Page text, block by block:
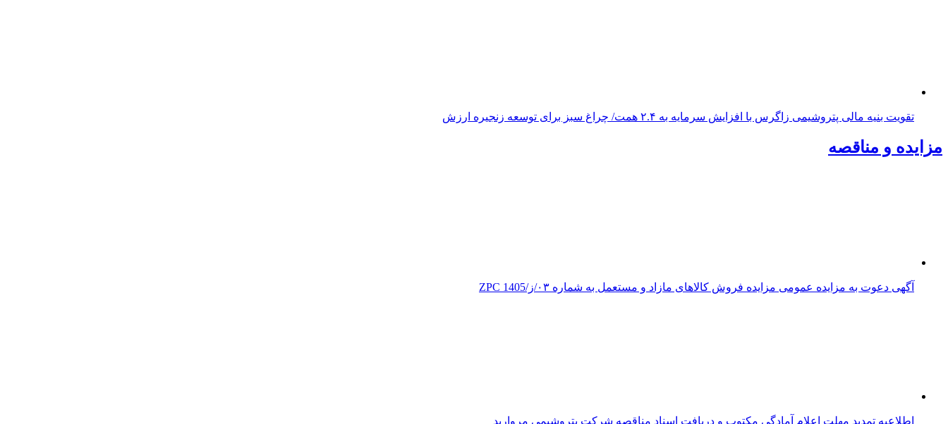
تقویت بنیه مالی پتروشیمی زاگرس با افزایش سرمایه به ۲.۴ همت/ چراغ سبز برای توسعه زنجیره ارزش
مزایده و مناقصه
آگهی دعوت به مزایده عمومی مزایده فروش کالاهای مازاد و مستعمل به شماره ۰۳/ز/ZPC 1405
اطلاعیه تمدید مهلت اعلام آمادگی مکتوب و دریافت اسناد مناقصه شرکت پتروشیمی مروارید